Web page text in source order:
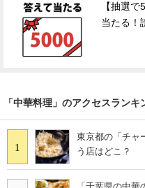
【抽選
当たる！
「中華料理」のアクセスランキ
1
東京都の「チャ
う店はどこ？